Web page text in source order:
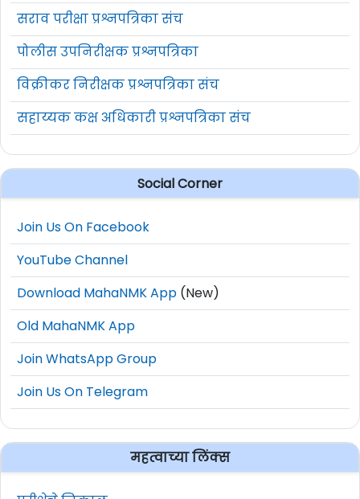
सराव परीक्षा प्रश्नपत्रिका संच
पोलीस उपनिरीक्षक प्रश्नपत्रिका
विक्रीकर निरीक्षक प्रश्नपत्रिका संच
सहाय्यक कक्ष अधिकारी प्रश्नपत्रिका संच
Social Corner
Join Us On Facebook
YouTube Channel
Download MahaNMK App (New)
Old MahaNMK App
Join WhatsApp Group
Join Us On Telegram
महत्वाच्या लिंक्स